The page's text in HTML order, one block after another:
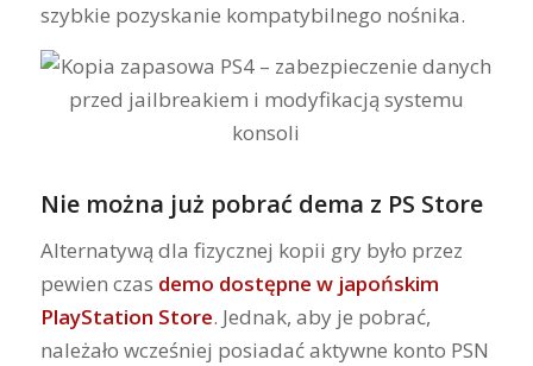
szybkie pozyskanie kompatybilnego nośnika.
Nie można już pobrać dema z PS Store
Alternatywą dla fizycznej kopii gry było przez
pewien czas demo dostępne w japońskim
PlayStation Store. Jednak, aby je pobrać,
należało wcześniej posiadać aktywne konto PSN